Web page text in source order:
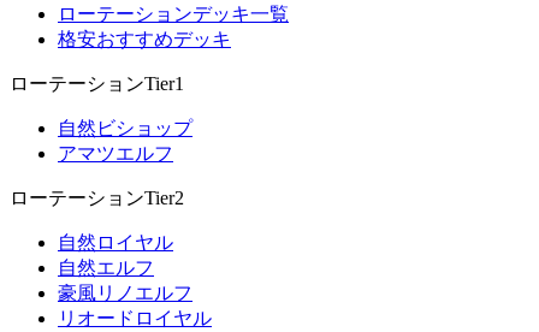
ローテーションデッキ一覧
格安おすすめデッキ
ローテーションTier1
自然ビショップ
アマツエルフ
ローテーションTier2
自然ロイヤル
自然エルフ
豪風リノエルフ
リオードロイヤル